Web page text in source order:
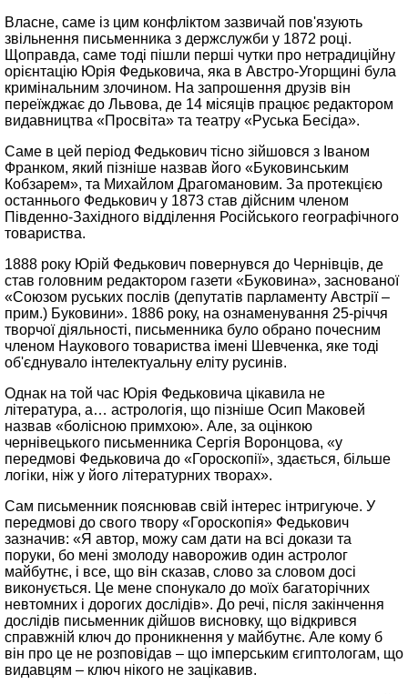
Власне, саме із цим конфліктом зазвичай пов'язують
звільнення письменника з держслужби у 1872 році.
Щоправда, саме тоді пішли перші чутки про нетрадиційну
орієнтацію Юрія Федьковича, яка в Австро-Угорщині була
кримінальним злочином. На запрошення друзів він
переїжджає до Львова, де 14 місяців працює редактором
видавництва «Просвіта» та театру «Руська Бесіда».
Саме в цей період Федькович тісно зійшовся з Іваном
Франком, який пізніше назвав його «Буковинським
Кобзарем», та Михайлом Драгомановим. За протекцією
останнього Федькович у 1873 став дійсним членом
Південно-Західного відділення Російського географічного
товариства.
1888 року Юрій Федькович повернувся до Чернівців, де
став головним редактором газети «Буковина», заснованої
«Союзом руських послів (депутатів парламенту Австрії –
прим.) Буковини». 1886 року, на ознаменування 25-річчя
творчої діяльності, письменника було обрано почесним
членом Наукового товариства імені Шевченка, яке тоді
об'єднувало інтелектуальну еліту русинів.
Однак на той час Юрія Федьковича цікавила не
література, а… астрологія, що пізніше Осип Маковей
назвав «болісною примхою». Але, за оцінкою
чернівецького письменника Сергія Воронцова, «у
передмові Федьковича до «Гороскопії», здається, більше
логіки, ніж у його літературних творах».
Сам письменник пояснював свій інтерес інтригуюче. У
передмові до свого твору «Гороскопія» Федькович
зазначив: «Я автор, можу сам дати на всі докази та
поруки, бо мені змолоду наворожив один астролог
майбутнє, і все, що він сказав, слово за словом досі
виконується. Це мене спонукало до моїх багаторічних
невтомних і дорогих дослідів». До речі, після закінчення
дослідів письменник дійшов висновку, що відкрився
справжній ключ до проникнення у майбутнє. Але кому б
він про це не розповідав – що імперським єгиптологам, що
видавцям – ключ нікого не зацікавив.